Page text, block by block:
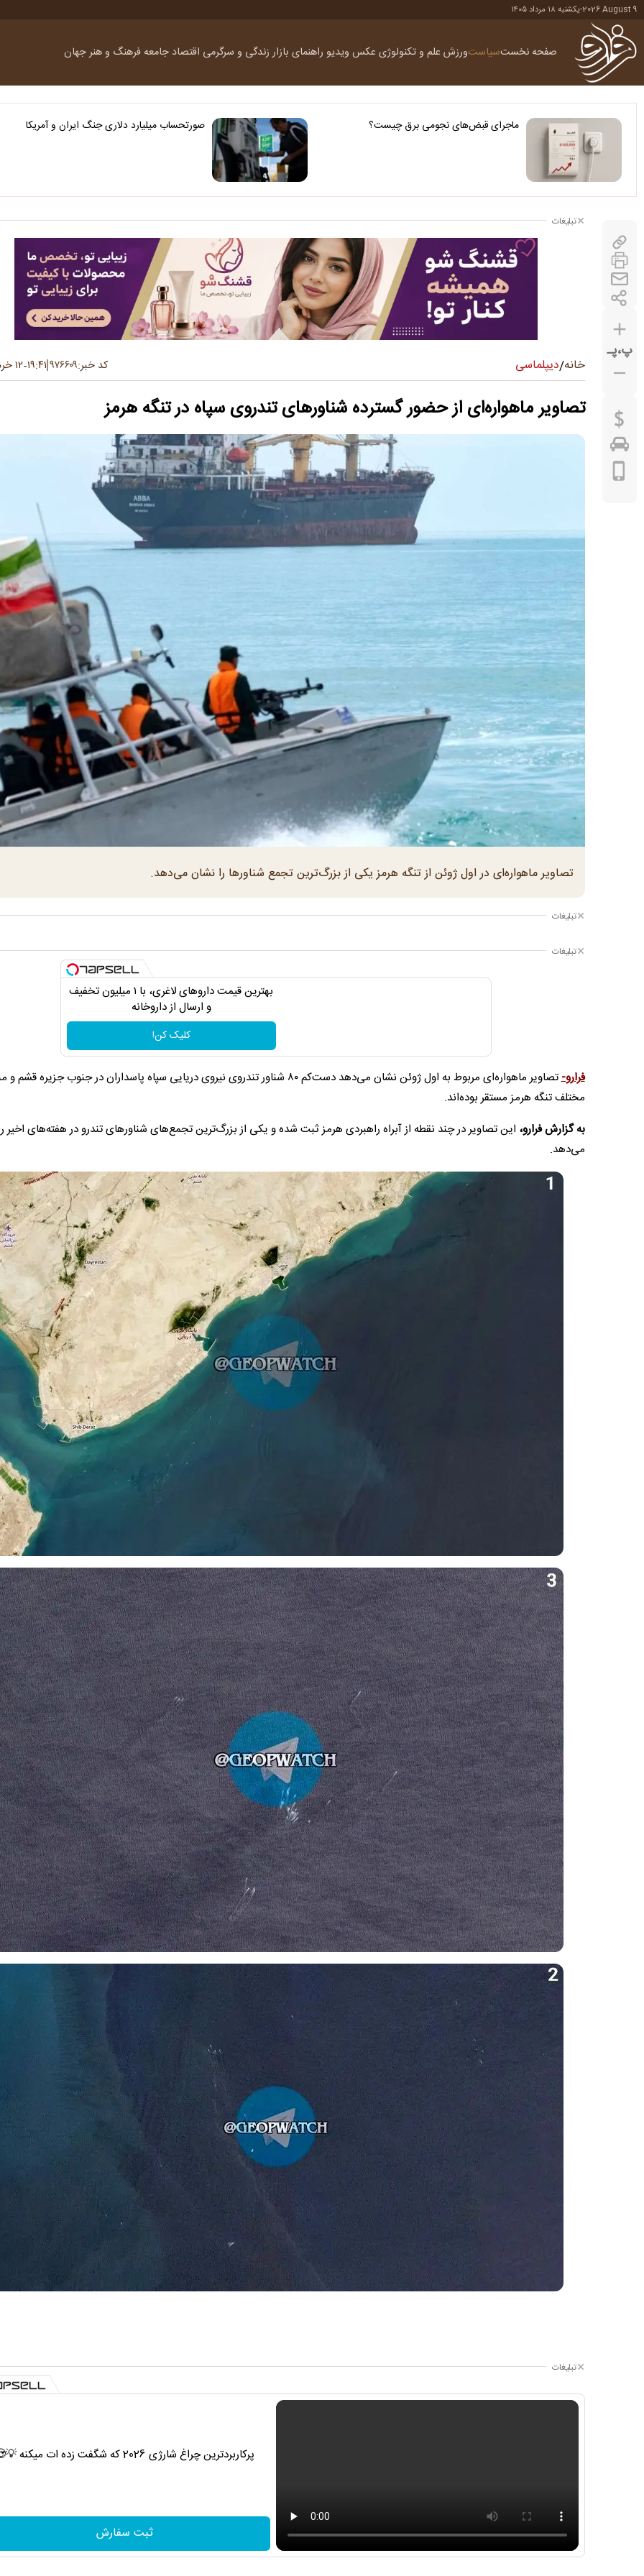
2026 August 9
-یکشنبه ۱۸ مرداد ۱۴۰۵
صفحه نخستسیاستورزش علم و تکنولوژی عکس ویدیو راهنمای بازارزندگی و سرگرمی اقتصاد جامعهفرهنگ و هنرجهان
ماجرای قبض‌های نجومی برق چیست؟ صورتحساب میلیارد دلاری جنگ ایران و آمریکا
پ،پـ
تبلیغات
خانه/دیپلماسی کد خبر:۹۷۶۶۰۹ ۱۹:۴۱-۱۲ خرداد ۱۴۰۵
تصاویر ماهواره‌ای از حضور گسترده شناورهای تندروی سپاه در تنگه هرمز
تصاویر ماهواره‌ای در اول ژوئن از تنگه هرمز یکی از بزرگ‌ترین تجمع‌ شناورها را نشان می‌دهد.
تبلیغات
تبلیغات
بهترین قیمت داروهای لاغری، با ۱ میلیون تخفیف
و ارسال از داروخانه‌
کلیک کن!
فرارو-
تصاویر ماهواره‌ای مربوط به اول ژوئن نشان می‌دهد دست‌کم ۸۰ شناور تندروی نیروی دریایی سپاه پاسداران در جنوب جزیره
مختلف تنگه هرمز مستقر بوده‌اند.
به گزارش فرارو، این تصاویر در چند نقطه از آبراه راهبردی هرمز ثبت شده و یکی از بزرگ‌ترین تجمع‌های شناورهای تندرو در هفته‌های اخیر
می‌دهد.
تبلیغات
پرکاربردترین چراغ شارژی 2026 که شگفت زده ات میکنه 💡😍
ثبت سفارش